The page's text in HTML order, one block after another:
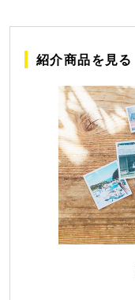
紹介商品を見る